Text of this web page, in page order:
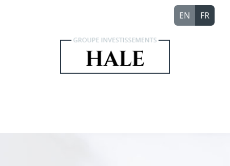
EN FR